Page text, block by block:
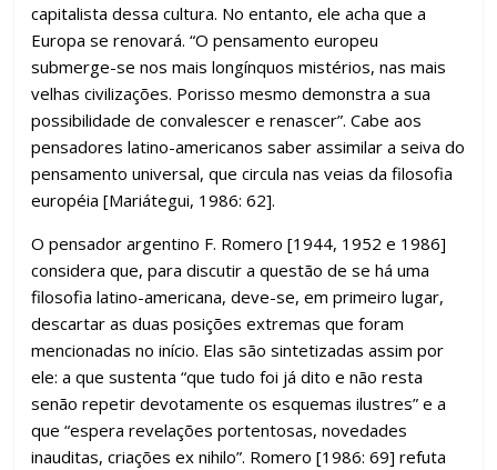
capitalista dessa cultura. No entanto, ele acha que a
Europa se renovará. “O pensamento europeu
submerge-se nos mais longínquos mistérios, nas mais
velhas civilizações. Porisso mesmo demonstra a sua
possibilidade de convalescer e renascer”. Cabe aos
pensadores latino-americanos saber assimilar a seiva do
pensamento universal, que circula nas veias da filosofia
européia [Mariátegui, 1986: 62].
O pensador argentino F. Romero [1944, 1952 e 1986]
considera que, para discutir a questão de se há uma
filosofia latino-americana, deve-se, em primeiro lugar,
descartar as duas posições extremas que foram
mencionadas no início. Elas são sintetizadas assim por
ele: a que sustenta “que tudo foi já dito e não resta
senão repetir devotamente os esquemas ilustres” e a
que “espera revelações portentosas, novedades
inauditas, criações ex nihilo”. Romero [1986: 69] refuta